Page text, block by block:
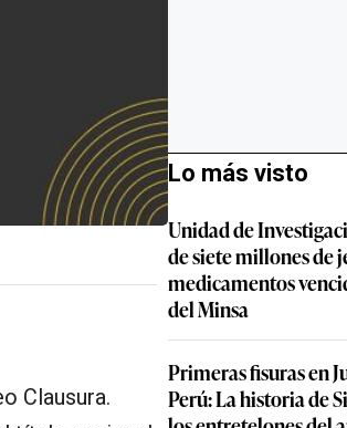
Clausura.
Lo más visto
Unidad de
de siete millones de
medicamentos
del Minsa
Primeras fisuras en
Perú: La historia de